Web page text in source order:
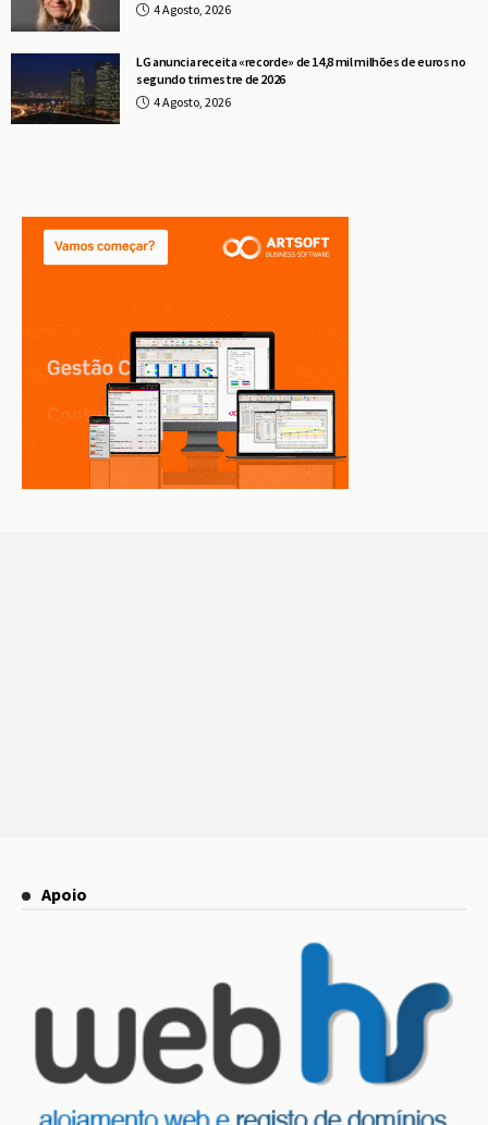
4 Agosto, 2026
LG anuncia receita «recorde» de 14,8 mil milhões de euros no
segundo trimestre de 2026
4 Agosto, 2026
Apoio